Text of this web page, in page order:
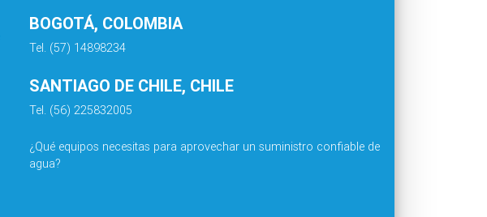
BOGOTÁ, COLOMBIA
Tel. (57) 14898234
SANTIAGO DE CHILE, CHILE
Tel. (56) 225832005
¿Qué equipos necesitas para aprovechar un suministro confiable de
agua?